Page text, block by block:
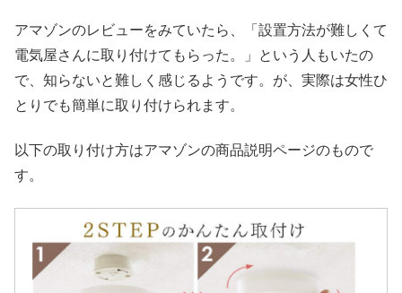
アマゾンのレビューをみていたら、「設置方法が難しくて
電気屋さんに取り付けてもらった。」という人もいたの
で、知らないと難しく感じるようです。が、実際は女性ひ
とりでも簡単に取り付けられます。
以下の取り付け方はアマゾンの商品説明ページのもので
す。